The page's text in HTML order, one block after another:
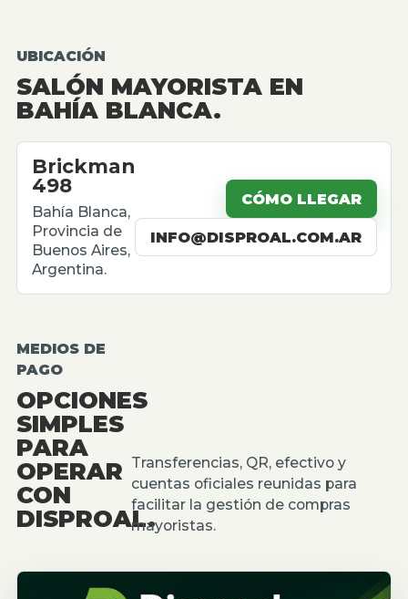
UBICACIÓN
SALÓN MAYORISTA EN
BAHÍA BLANCA.
Brickman
498
Bahía Blanca,
Provincia de
Buenos Aires,
Argentina.
CÓMO LLEGAR
INFO@DISPROAL.COM.AR
MEDIOS DE
PAGO
OPCIONES
SIMPLES
PARA
OPERAR
CON
DISPROAL.
Transferencias, QR, efectivo y
cuentas oficiales reunidas para
facilitar la gestión de compras
mayoristas.